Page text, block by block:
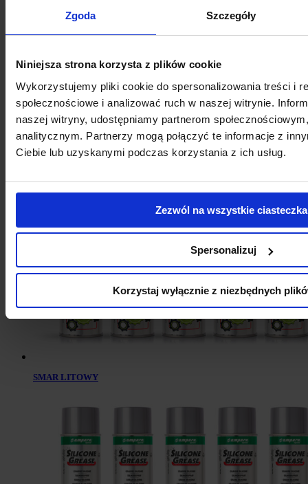
Zgoda Szczegóły
Niniejsza strona korzysta z plików cookie
Wykorzystujemy pliki cookie do spersonalizowania treści i
społecznościowe i analizować ruch w naszej witrynie.
naszej witryny, udostępniamy partnerom
analitycznym. Partnerzy mogą połączyć te informacje z
Ciebie lub uzyskanymi podczas korzystania z ich usług.
Zezwól na wszystkie ciasteczka
Spersonalizuj
Korzystaj wyłącznie z niezbędnych
SMAR MoS2
SMAR LITOWY